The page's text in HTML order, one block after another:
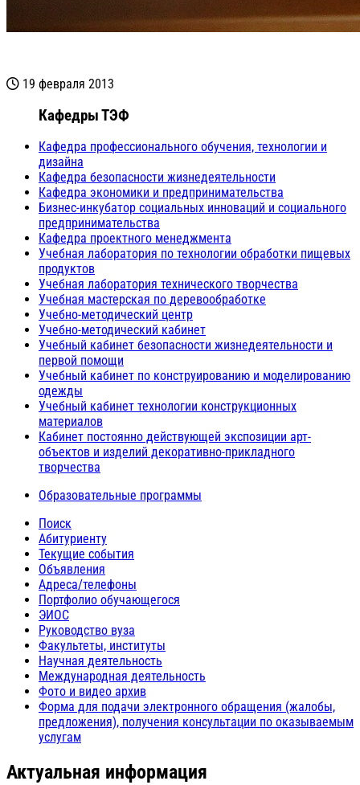
19 февраля 2013
Кафедры ТЭФ
Кафедра профессионального обучения, технологии и
дизайна
Кафедра безопасности жизнедеятельности
Кафедра экономики и предпринимательства
Бизнес-инкубатор социальных инноваций и социального
предпринимательства
Кафедра проектного менеджмента
Учебная лаборатория по технологии обработки пищевых
продуктов
Учебная лаборатория технического творчества
Учебная мастерская по деревообработке
Учебно-методический центр
Учебно-методический кабинет
Учебный кабинет безопасности жизнедеятельности и
первой помощи
Учебный кабинет по конструированию и моделированию
одежды
Учебный кабинет технологии конструкционных
материалов
Кабинет постоянно действующей экспозиции арт-
объектов и изделий декоративно-прикладного
творчества
Образовательные программы
Поиск
Абитуриенту
Текущие события
Объявления
Адреса/телефоны
Портфолио обучающегося
ЭИОС
Руководство вуза
Факультеты, институты
Научная деятельность
Международная деятельность
Фото и видео архив
Форма для подачи электронного обращения (жалобы,
предложения), получения консультации по оказываемым
услугам
Актуальная информация